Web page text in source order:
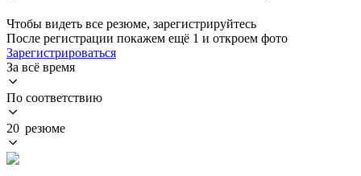
Чтобы видеть все резюме, зарегистрируйтесь
После регистрации покажем ещё 1 и откроем фото
Зарегистрироваться
За всё время
По соответствию
20 резюме